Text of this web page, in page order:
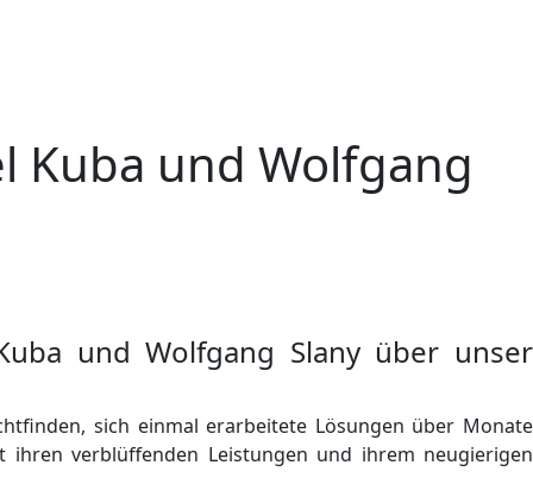
Kuba und Wolfgang
und Wolfgang Slany über unser
sich einmal erarbeitete Lösungen über Monate
verblüffenden Leistungen und ihrem neugierigen